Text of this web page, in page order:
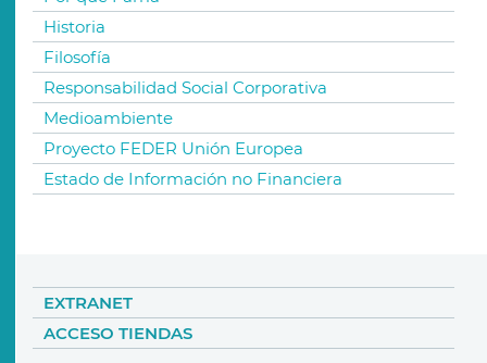
Historia
Filosofía
Responsabilidad Social Corporativa
Medioambiente
Proyecto FEDER Unión Europea
Estado de Información no Financiera
EXTRANET
ACCESO TIENDAS